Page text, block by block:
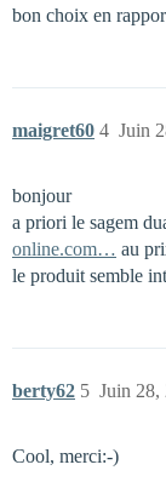
bon choix en
maigret60 Juin
4
bonjour
a priori le sagem
online.com… au
le produit semble
berty62 Juin 28,
5
Cool, merci:-)